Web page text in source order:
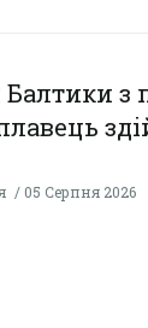
з
05 Серпня 2026